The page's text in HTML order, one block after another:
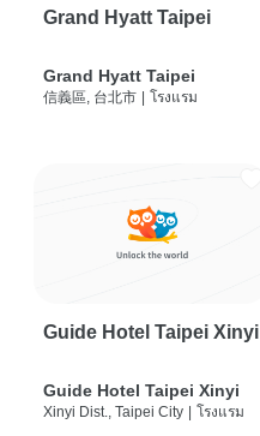
Grand Hyatt Taipei
Grand Hyatt Taipei
信義區, 台北市 โรงแรม
Guide Hotel Taipei Xinyi
Guide Hotel Taipei Xinyi
Xinyi Dist., Taipei City | โรงแรม